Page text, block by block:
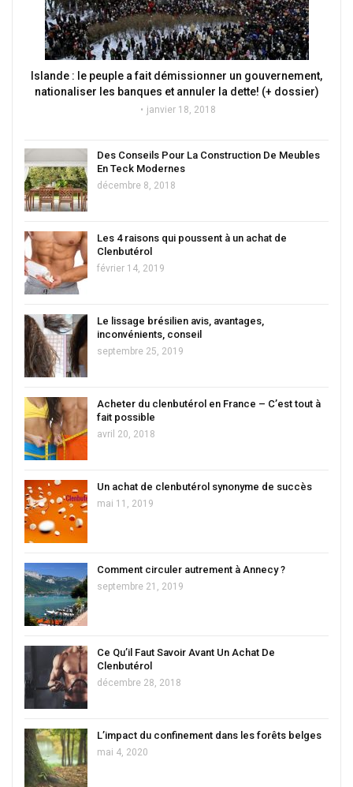
Islande : le peuple a fait démissionner un gouvernement,
nationaliser les banques et annuler la dette! (+ dossier)
janvier 18, 2018
Des Conseils Pour La Construction De Meubles
En Teck Modernes
décembre 8, 2018
Les 4 raisons qui poussent à un achat de
Clenbutérol
février 14, 2019
Le lissage brésilien avis, avantages,
inconvénients, conseil
septembre 25, 2019
Acheter du clenbutérol en France – C’est tout à
fait possible
avril 20, 2018
Un achat de clenbutérol synonyme de succès
mai 11, 2019
Comment circuler autrement à Annecy ?
septembre 21, 2019
Ce Qu’il Faut Savoir Avant Un Achat De
Clenbutérol
décembre 28, 2018
L’impact du confinement dans les forêts belges
mai 4, 2020